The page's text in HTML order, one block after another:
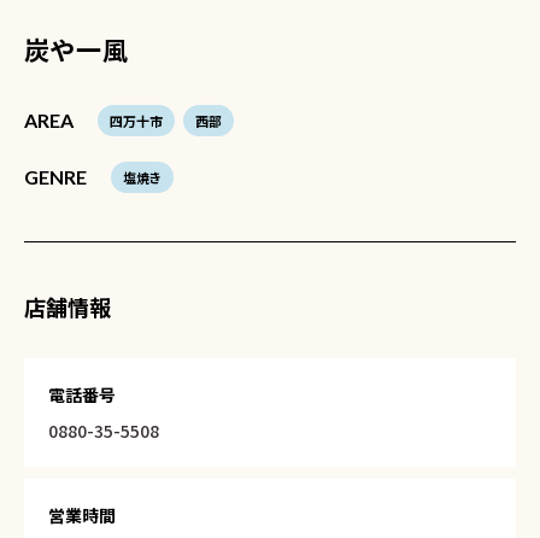
炭や一風
AREA 四万十市 西部
GENRE 塩焼き
店舗情報
電話番号
0880-35-5508
営業時間